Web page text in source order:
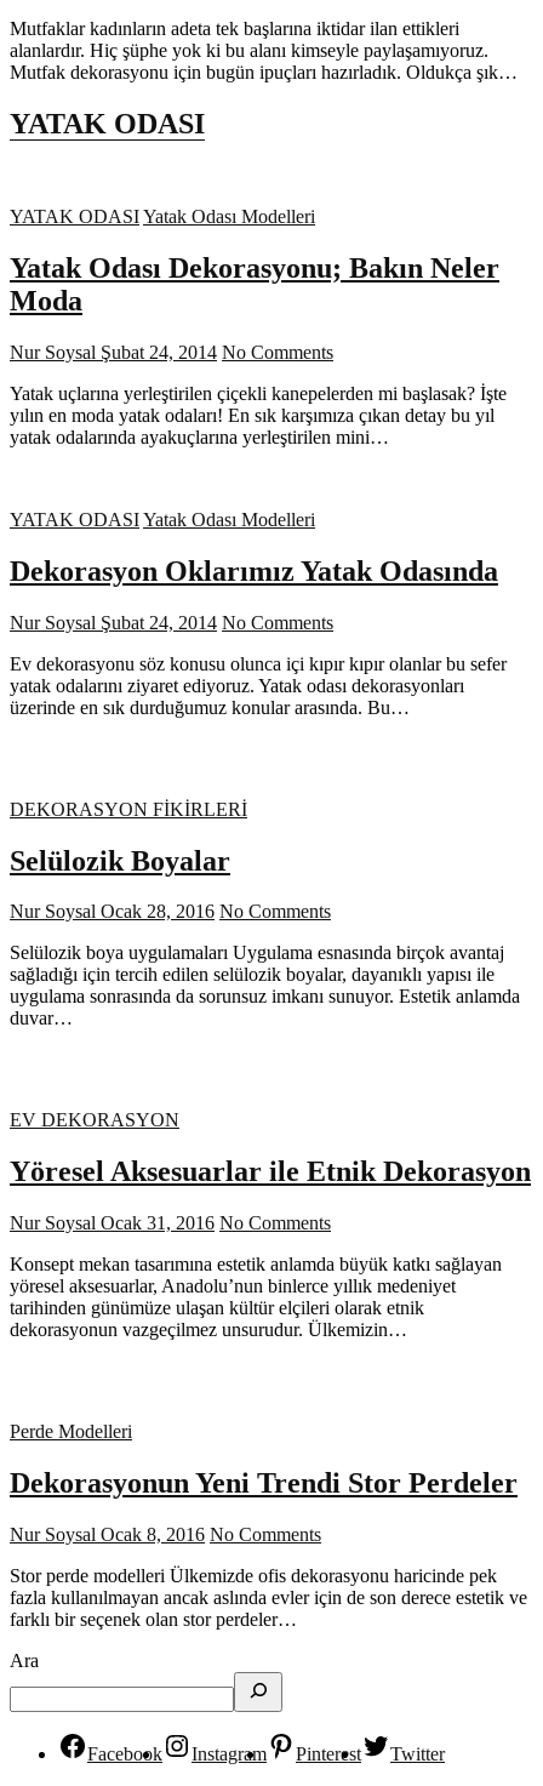
Mutfaklar kadınların adeta tek başlarına iktidar ilan ettikleri
alanlardır. Hiç şüphe yok ki bu alanı kimseyle paylaşamıyoruz.
Mutfak dekorasyonu için bugün ipuçları hazırladık. Oldukça şık…
YATAK ODASI
YATAK ODASIYatak Odası Modelleri
Yatak Odası Dekorasyonu; Bakın Neler
Moda
Nur Soysal Şubat 24, 2014 No Comments
Yatak uçlarına yerleştirilen çiçekli kanepelerden mi başlasak? İşte
yılın en moda yatak odaları! En sık karşımıza çıkan detay bu yıl
yatak odalarında ayakuçlarına yerleştirilen mini…
YATAK ODASIYatak Odası Modelleri
Dekorasyon Oklarımız Yatak Odasında
Nur Soysal Şubat 24, 2014 No Comments
Ev dekorasyonu söz konusu olunca içi kıpır kıpır olanlar bu sefer
yatak odalarını ziyaret ediyoruz. Yatak odası dekorasyonları
üzerinde en sık durduğumuz konular arasında. Bu…
DEKORASYON FİKİRLERİ
Selülozik Boyalar
Nur Soysal Ocak 28, 2016 No Comments
Selülozik boya uygulamaları Uygulama esnasında birçok avantaj
sağladığı için tercih edilen selülozik boyalar, dayanıklı yapısı ile
uygulama sonrasında da sorunsuz imkanı sunuyor. Estetik anlamda
duvar…
EV DEKORASYON
Yöresel Aksesuarlar ile Etnik Dekorasyon
Nur Soysal Ocak 31, 2016 No Comments
Konsept mekan tasarımına estetik anlamda büyük katkı sağlayan
yöresel aksesuarlar, Anadolu’nun binlerce yıllık medeniyet
tarihinden günümüze ulaşan kültür elçileri olarak etnik
dekorasyonun vazgeçilmez unsurudur. Ülkemizin…
Perde Modelleri
Dekorasyonun Yeni Trendi Stor Perdeler
Nur Soysal Ocak 8, 2016 No Comments
Stor perde modelleri Ülkemizde ofis dekorasyonu haricinde pek
fazla kullanılmayan ancak aslında evler için de son derece estetik ve
farklı bir seçenek olan stor perdeler…
Ara
Facebook Instagram Pinterest
Twitter